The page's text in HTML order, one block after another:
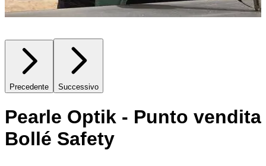
Precedente Successivo
Pearle Optik - Punto vendita
Bollé Safety